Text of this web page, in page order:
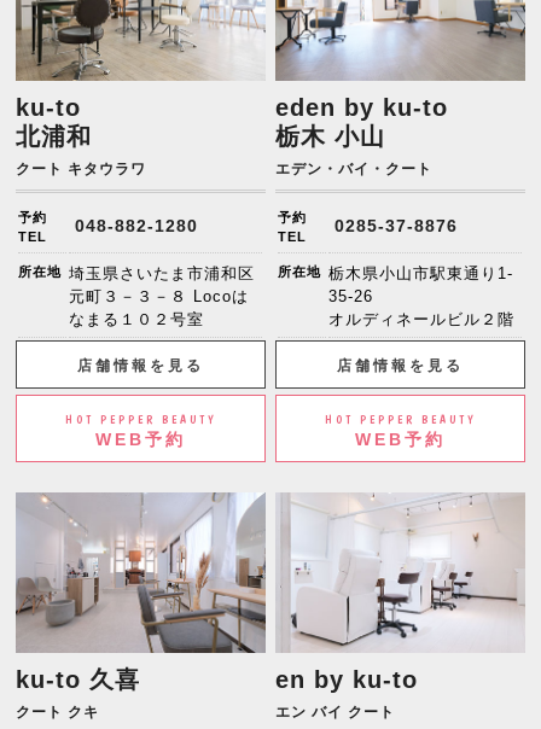
ku-to
北浦和
クート キタウラワ
予約
TEL
048-882-1280
所在地 埼玉県さいたま市浦和区
元町３－３－８ Locoは
なまる１０２号室
店舗情報を見る
HOT PEPPER BEAUTY
WEB予約
eden by ku-to
栃木 小山
エデン・バイ・クート
予約
TEL
0285-37-8876
所在地 栃木県小山市駅東通り1-
35-26
オルディネールビル２階
店舗情報を見る
HOT PEPPER BEAUTY
WEB予約
ku-to 久喜
クート クキ
en by ku-to
エン バイ クート